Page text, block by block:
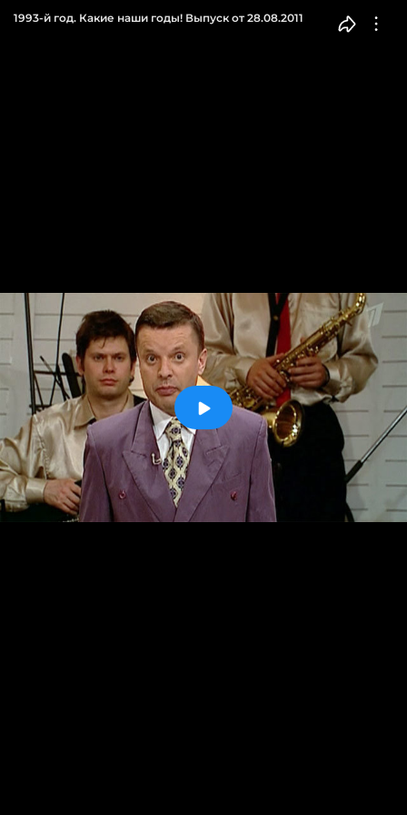
1993-й год. Какие наши годы! Выпуск от 28.08.2011